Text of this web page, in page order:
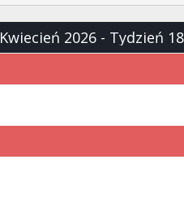
Kwiecień 2026 - Tydzień 18